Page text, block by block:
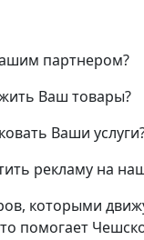
партнером?
Ваш товары?
Ваши услуги
рекламу на
которыми
помогает